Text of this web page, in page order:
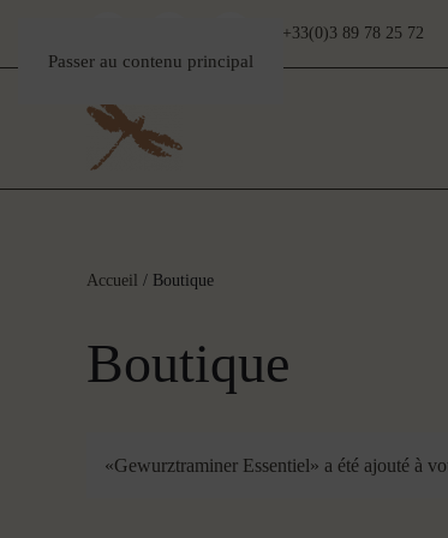
Passer au contenu principal
+33(0)3 89 78 25 72
Accueil / Boutique
Boutique
«Gewurztraminer Essentiel» a été ajouté à